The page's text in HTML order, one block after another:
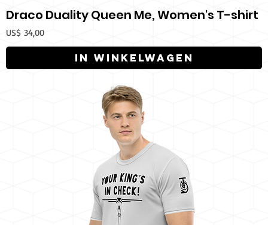
Draco Duality Queen Me, Women's T-shirt
Prijs
US$ 34,00
In winkelwagen